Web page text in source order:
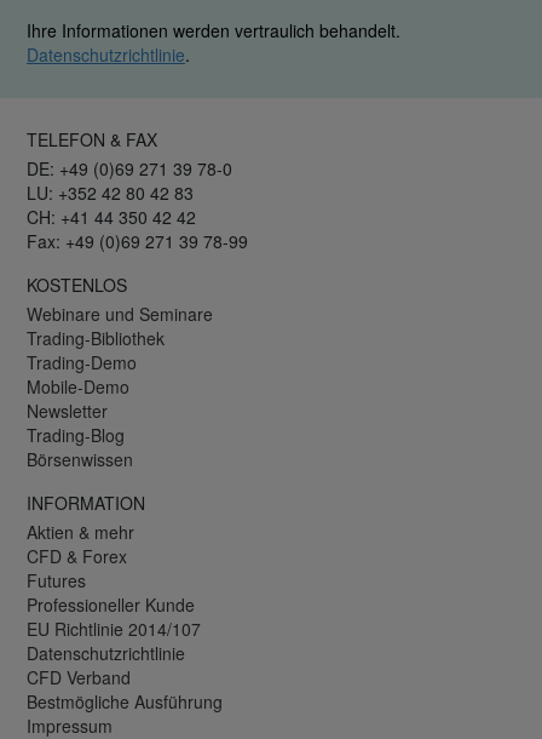
Ihre Informationen werden vertraulich behandelt.
Datenschutzrichtlinie.
TELEFON & FAX
DE: +49 (0)69 271 39 78-0
LU: +352 42 80 42 83
CH: +41 44 350 42 42
Fax: +49 (0)69 271 39 78-99
KOSTENLOS
Webinare und Seminare
Trading-Bibliothek
Trading-Demo
Mobile-Demo
Newsletter
Trading-Blog
Börsenwissen
INFORMATION
Aktien & mehr
CFD & Forex
Futures
Professioneller Kunde
EU Richtlinie 2014/107
Datenschutzrichtlinie
CFD Verband
Bestmögliche Ausführung
Impressum